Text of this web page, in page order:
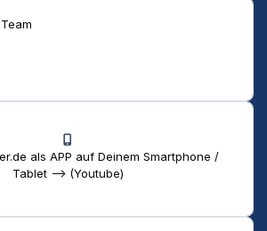
als APP auf Deinem Smartphone /
Tablet --> (Youtube)